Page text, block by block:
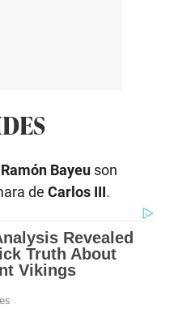
Ramón Bayeu son
de Carlos III.